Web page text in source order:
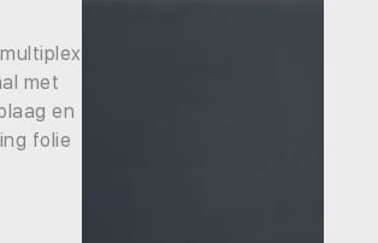
met
en
folie